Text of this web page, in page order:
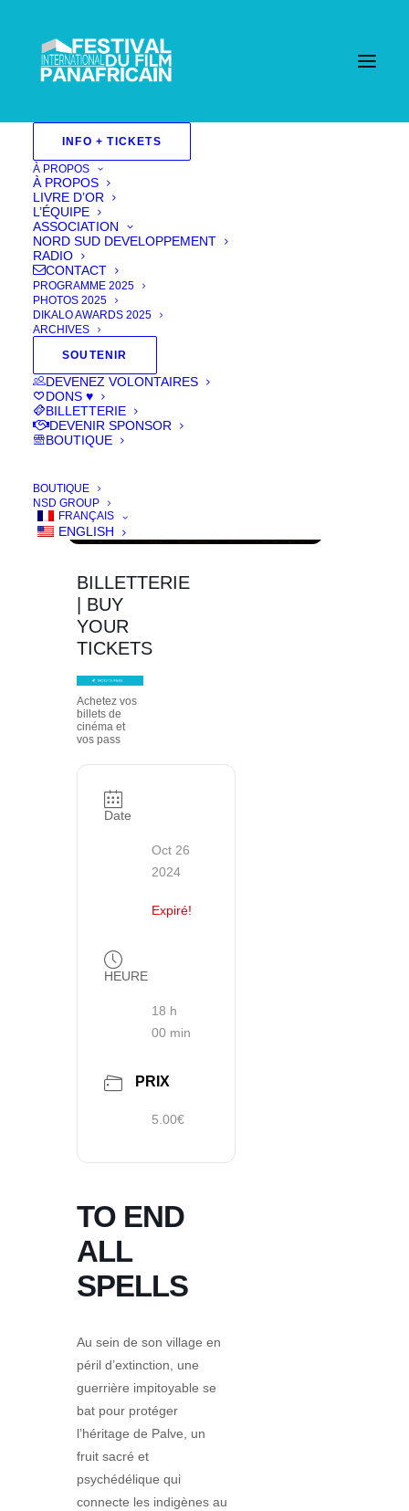
INFO + TICKETS
À PROPOS
À PROPOS
LIVRE D’OR
L’ÉQUIPE
ASSOCIATION
NORD SUD DEVELOPPEMENT
RADIO
CONTACT
PROGRAMME 2025
PHOTOS 2025
DIKALO AWARDS 2025
ARCHIVES
SOUTENIR
DEVENEZ VOLONTAIRES
DONS ♥
BILLETTERIE
DEVENIR SPONSOR
BOUTIQUE
BOUTIQUE
NSD GROUP
FRANÇAIS
ENGLISH
Events - Festival International Du Film Pan Africain
Films 2024
Fiction 2024
ALL SPELLS
BILLETTERIE
| BUY
YOUR
TICKETS
Achetez vos
billets de
cinéma et
vos pass
Date
Oct 26
2024
Expiré!
HEURE
18 h
00 min
PRIX
5.00€
TO END
ALL
SPELLS
Au sein de son village en
péril d’extinction, une
guerrière impitoyable se
bat pour protéger
l’héritage de Palve, un
fruit sacré et
psychédélique qui
connecte les indigènes au